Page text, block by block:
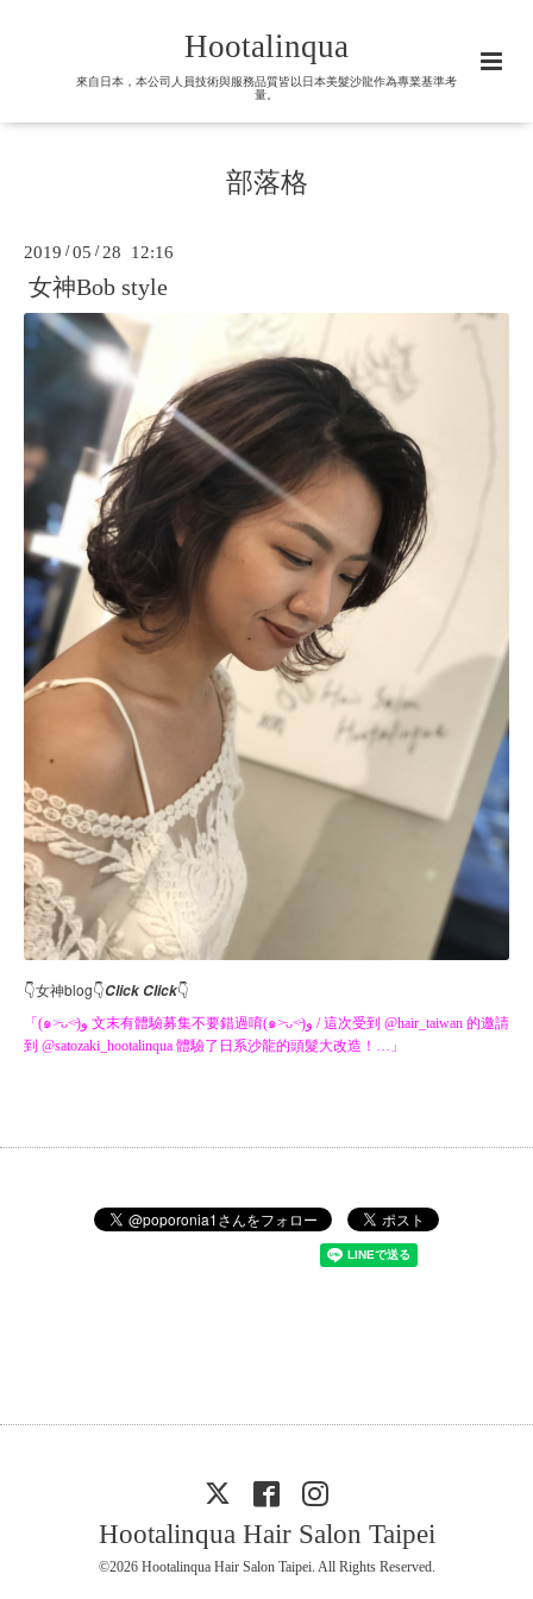
Hootalinqua
來自日本，本公司人員技術與服務品質皆以日本美髮沙龍作為專業基準考
量。
部落格
2019 /05 / 28 12:16
女神Bob style
👇女神blog👇Click Click👇
「(๑˃̵ᴗ˂̵)و 文末有體驗募集不要錯過唷(๑˃̵ᴗ˂̵)و / 這次受到 @hair_taiwan 的邀請
到 @satozaki_hootalinqua 體驗了日系沙龍的頭髮大改造！…」
Hootalinqua Hair Salon Taipei
©2026 Hootalinqua Hair Salon Taipei. All Rights Reserved.